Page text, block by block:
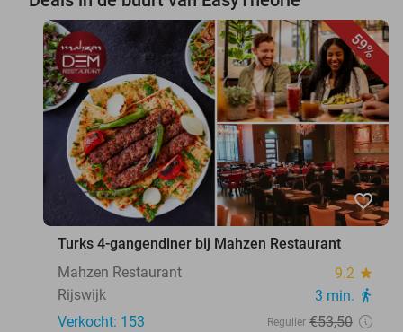
59%
favorite_border
Turks 4-gangendiner bij Mahzen Restaurant
Mahzen Restaurant
9.2 star
Rijswijk 3 min. directions_walk
Verkocht: 153 Regulier €53,50